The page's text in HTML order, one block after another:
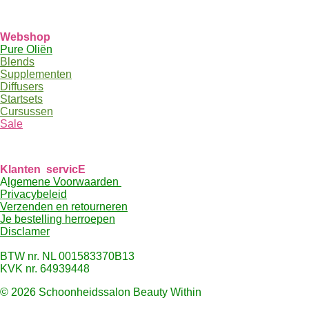
Webshop
Pure Oliën
Blends
Supplementen
Diffusers
Startsets
Cursussen
Sale
Klanten servicE
A lgemene Voorwaarden
Privacybeleid
Verzenden en retourneren
Je bestelling herroepen
Disclamer
BTW nr. NL 001583370B13
KVK nr. 64939448
© 2026 Schoonheidssalon Beauty Within